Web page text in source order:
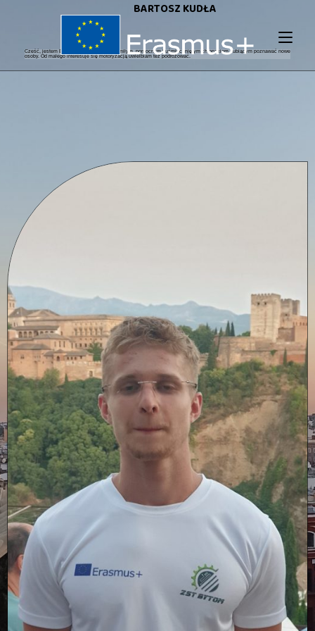
BARTOSZ KUDŁA
Cześć, jestem Bartek na codzień jestem miłym, pomocnym i uśmiechniętym chłopakiem, lubiącym poznawać nowe
osoby. Od małego interesuje się motoryzacją uwielbiam też podróżować.